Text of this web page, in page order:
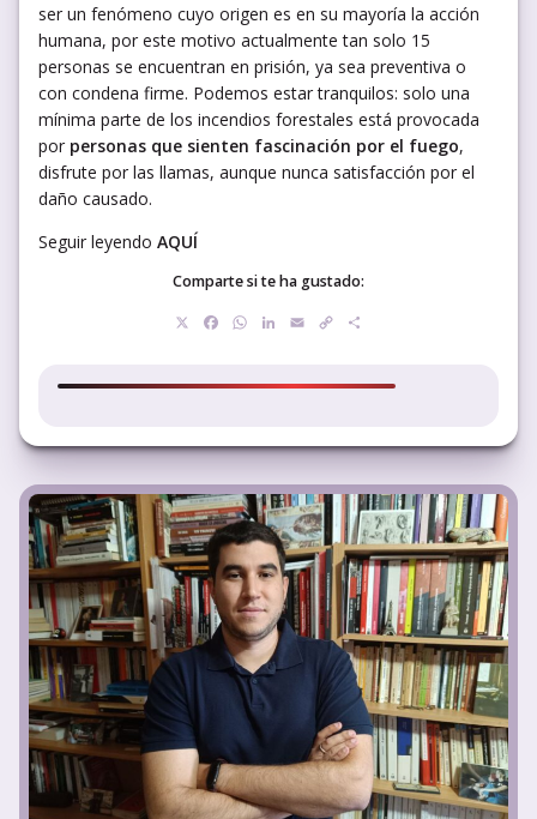
ser un fenómeno cuyo origen es en su mayoría la acción
humana, por este motivo actualmente tan solo 15
personas se encuentran en prisión, ya sea preventiva o
con condena firme. Podemos estar tranquilos: solo una
mínima parte de los incendios forestales está provocada
por personas que sienten fascinación por el fuego,
disfrute por las llamas, aunque nunca satisfacción por el
daño causado.
Seguir leyendo AQUÍ
Comparte si te ha gustado:
Facebook
WhatsApp
LinkedIn
EmailCopy